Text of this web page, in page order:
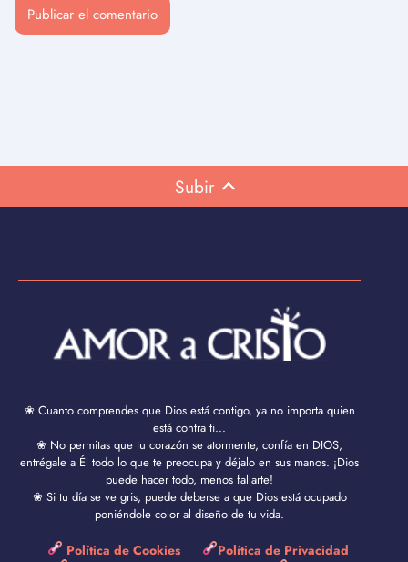
Subir
❀ Cuanto comprendes que Dios está contigo, ya no importa quien
está contra ti...
❀ No permitas que tu corazón se atormente, confía en DIOS,
entrégale a Él todo lo que te preocupa y déjalo en sus manos. ¡Dios
puede hacer todo, menos fallarte!
❀ Si tu día se ve gris, puede deberse a que Dios está ocupado
poniéndole color al diseño de tu vida.
Política de Cookies
Política de Privacidad